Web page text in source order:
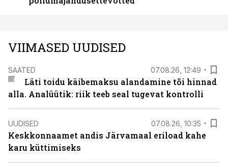
VIIMASED UUDISED
SAATED 07.08.26, 12:49
Läti toidu käibemaksu alandamine tõi hinnad
alla. Analüütik: riik teeb seal tugevat kontrolli
UUDISED 07.08.26, 10:35
Keskkonnaamet andis Järvamaal eriload kahe
karu küttimiseks